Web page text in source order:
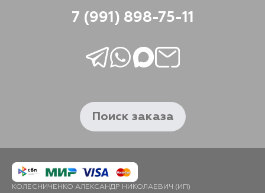
7 (991) 898-75-11
Поиск заказа
КОЛЕСНИЧЕНКО АЛЕКСАНДР НИКОЛАЕВИЧ (ИП)